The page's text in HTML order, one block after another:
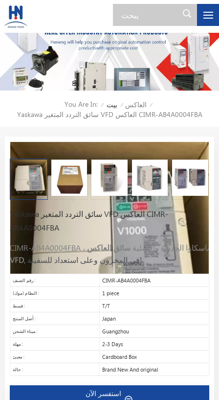
You Are In: / بيت / العاكس /
Yaskawa سائق التردد المتغير VFD العاكس CIMR-AB4A0004FBA
Yaskawa سائق التردد المتغير VFD العاكس CIMR-
AB4A0004FBA
CIMR-AB4A0004FBA ، ياسكاوا الجديدة والأصلية سائق العاكس
VFD, في المخزون وعلى استعداد للسفينة!
رقم الصنف : CIMR-AB4A0004FBA
النظام (موك) : 1 piece
قسط : T/T
أصل المنتج : Japan
ميناء الشحن : Guangzhou
مهلة : 2-3 Days
معبئ : Cardboard Box
حالة : Brand New And original